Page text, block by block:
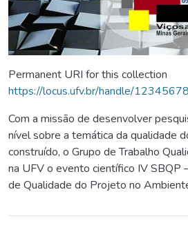
Permanent URI for this collection
https://locus.ufv.br/handle/
Com a missão de desenvolver
nível sobre a temática da qualidade
construído, o Grupo de Trabalho
na UFV o evento científico IV SBQP
de Qualidade do Projeto no